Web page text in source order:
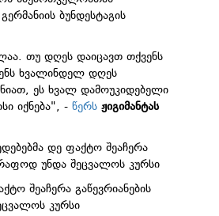
გერმანიის ბუნდესტაგის
თუ დღეს დაიცავთ თქვენს
ხვალინდელ დღეს
ეს ხვალ დამოუკიდებელი
იქნება", - წერს ჟიგიმანტას
დე ფაქტო შეაჩერა
უნდა შეცვალოს კურსი
შეაჩერა გაწევრიანების
კურსი